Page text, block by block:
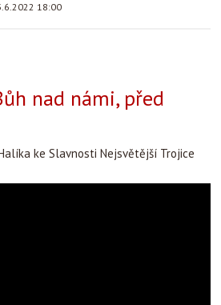
18:00
nad námi, před
ke Slavnosti Nejsvětější Trojice